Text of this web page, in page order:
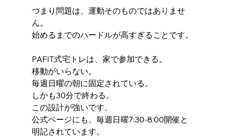
つまり問題は、運動そのものではありませ
ん。
始めるまでのハードルが高すぎることです。
PAFIT式宅トレは、家で参加できる。
移動がいらない。
毎週日曜の朝に固定されている。
しかも30分で終わる。
この設計が強いです。
公式ページにも、毎週日曜7:30-8:00開催と
明記されています。